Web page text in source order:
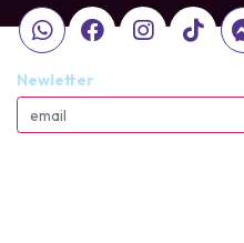
Newletter